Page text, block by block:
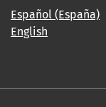
Español (España)
English